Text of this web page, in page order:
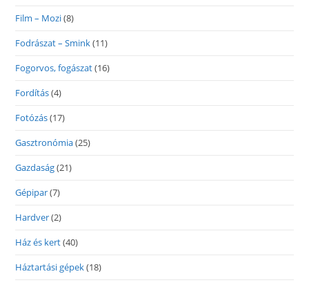
Film – Mozi(8)
Fodrászat – Smink(11)
Fogorvos, fogászat(16)
Fordítás(4)
Fotózás(17)
Gasztronómia(25)
Gazdaság(21)
Gépipar(7)
Hardver(2)
Ház és kert(40)
Háztartási gépek(18)